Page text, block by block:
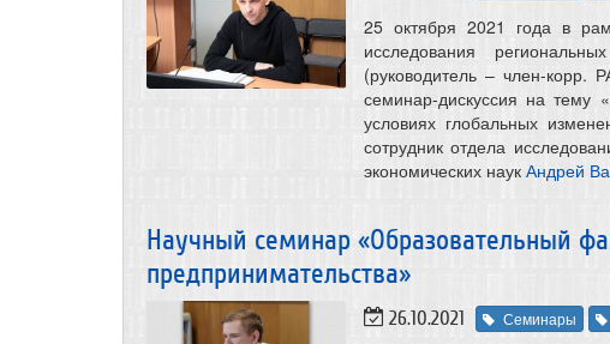
25 октября 2021 года в
исследования
(руководитель – член-корр.
семинар-дискуссия на тему
условиях глобальных
сотрудник отдела
экономических наук Андрей
Научный семинар «Образовательный
предпринимательства»
26.10.2021 Семинары